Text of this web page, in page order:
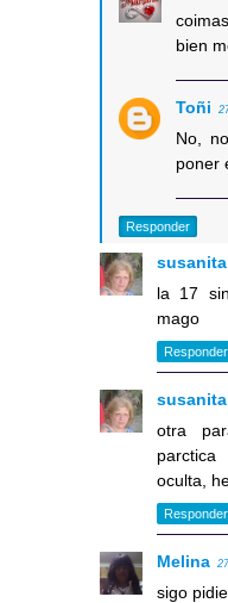
bien
Toñi
No,
poner
Responder
susanita
la 17
mago
Responder
susanita
otra
oculta,
Responder
Melina
sigo